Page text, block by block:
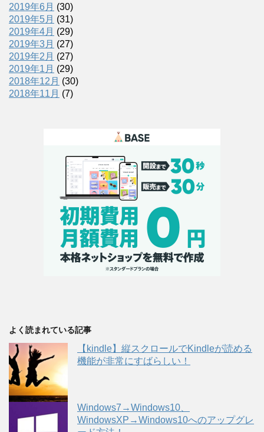
2019年6月 (30)
2019年5月 (31)
2019年4月 (29)
2019年3月 (27)
2019年2月 (27)
2019年1月 (29)
2018年12月 (30)
2018年11月 (7)
よく読まれている記事
【kindle】縦スクロールでKindleが読める
機能が非常にすばらしい！
Windows7→Windows10、
WindowsXP→Windows10へのアップグレ